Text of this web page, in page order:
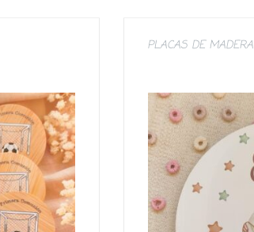
PLACAS DE MADERA